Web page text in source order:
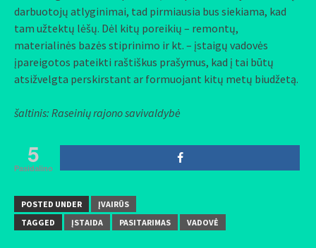
darbuotojų atlyginimai, tad pirmiausia bus siekiama, kad
tam užtektų lėšų. Dėl kitų poreikių – remontų,
materialinės bazės stiprinimo ir kt. – įstaigų vadovės
įpareigotos pateikti raštiškus prašymus, kad į tai būtų
atsižvelgta perskirstant ar formuojant kitų metų biudžetą.
šaltinis: Raseinių rajono savivaldybė
5
Pasidalino
POSTED UNDER
ĮVAIRŪS
TAGGED
ĮSTAIDA PASITARIMAS VADOVĖ